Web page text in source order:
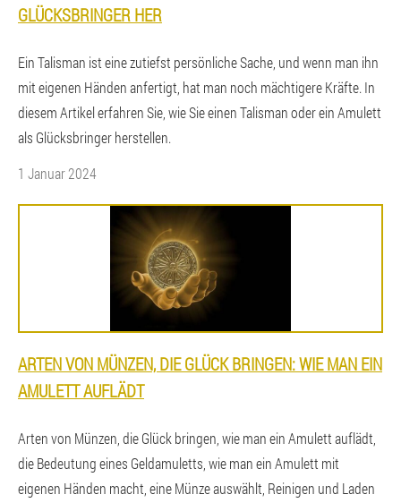
GLÜCKSBRINGER HER
Ein Talisman ist eine zutiefst persönliche Sache, und wenn man ihn
mit eigenen Händen anfertigt, hat man noch mächtigere Kräfte. In
diesem Artikel erfahren Sie, wie Sie einen Talisman oder ein Amulett
als Glücksbringer herstellen.
1 Januar 2024
ARTEN VON MÜNZEN, DIE GLÜCK BRINGEN: WIE MAN EIN
AMULETT AUFLÄDT
Arten von Münzen, die Glück bringen, wie man ein Amulett auflädt,
die Bedeutung eines Geldamuletts, wie man ein Amulett mit
eigenen Händen macht, eine Münze auswählt, Reinigen und Laden